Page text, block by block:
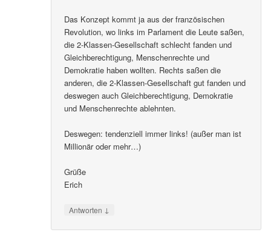
Das Konzept kommt ja aus der französischen
Revolution, wo links im Parlament die Leute saßen,
die 2-Klassen-Gesellschaft schlecht fanden und
Gleichberechtigung, Menschenrechte und
Demokratie haben wollten. Rechts saßen die
anderen, die 2-Klassen-Gesellschaft gut fanden und
deswegen auch Gleichberechtigung, Demokratie
und Menschenrechte ablehnten.
Deswegen: tendenziell immer links! (außer man ist
Millionär oder mehr…)
Grüße
Erich
Antworten ↓